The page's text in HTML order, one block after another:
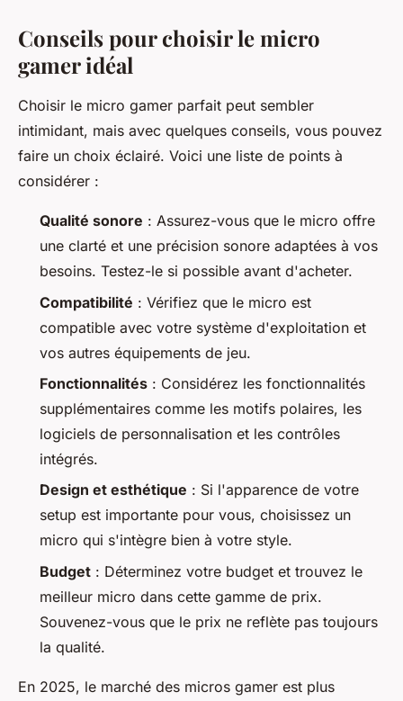
Conseils pour choisir le micro
gamer idéal
Choisir le micro gamer parfait peut sembler
intimidant, mais avec quelques conseils, vous pouvez
faire un choix éclairé. Voici une liste de points à
considérer :
Qualité sonore : Assurez-vous que le micro offre
une clarté et une précision sonore adaptées à vos
besoins. Testez-le si possible avant d'acheter.
Compatibilité : Vérifiez que le micro est
compatible avec votre système d'exploitation et
vos autres équipements de jeu.
Fonctionnalités : Considérez les fonctionnalités
supplémentaires comme les motifs polaires, les
logiciels de personnalisation et les contrôles
intégrés.
Design et esthétique : Si l'apparence de votre
setup est importante pour vous, choisissez un
micro qui s'intègre bien à votre style.
Budget : Déterminez votre budget et trouvez le
meilleur micro dans cette gamme de prix.
Souvenez-vous que le prix ne reflète pas toujours
la qualité.
En 2025, le marché des micros gamer est plus